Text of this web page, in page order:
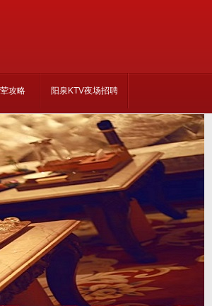
攻略 阳泉KTV夜场招聘